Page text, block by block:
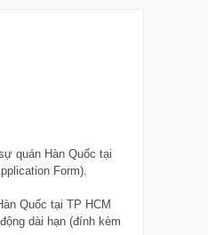
quán Hàn Quốc tại
Form).
Quốc tại TP HCM
dài hạn (đính kèm